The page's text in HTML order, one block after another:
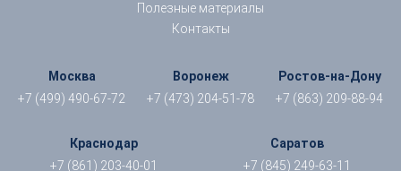
Полезные материалы
Контакты
Москва
+7 (499) 490-67-72
Воронеж
+7 (473) 204-51-78
Ростов-на-Дону
+7 (863) 209-88-94
Краснодар
+7 (861) 203-40-01
Саратов
+7 (845) 249-63-11